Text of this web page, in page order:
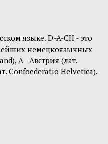
языке. D-A-CH - это
немецкоязычных
A - Австрия (лат.
Confoederatio Helvetica).